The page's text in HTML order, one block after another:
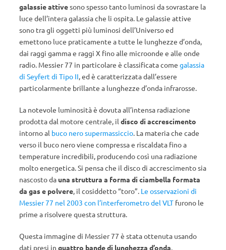
galassie attivesono spesso tanto luminosi da sovrastare la
luce dell’intera galassia che li ospita. Le galassie attive
sono tra gli oggetti più luminosi dell’Universo ed
emettono luce praticamente a tutte le lunghezze d’onda,
dai raggi gamma e raggi X fino alle microonde e alle onde
radio. Messier 77 in particolare è classificata come galassia
di Seyfert di Tipo II, ed è caratterizzata dall’essere
particolarmente brillante a lunghezze d’onda infrarosse.
La notevole luminosità è dovuta all’intensa radiazione
prodotta dal motore centrale, il disco di accrescimento
intorno al buco nero supermassiccio. La materia che cade
verso il buco nero viene compressa e riscaldata fino a
temperature incredibili, producendo così una radiazione
molto energetica. Si pensa che il disco di accrescimento sia
nascosto da una struttura a forma di ciambella formata
da gas e polvere, il cosiddetto “toro”. Le osservazioni di
Messier 77 nel 2003 con l’interferometro del VLT furono le
prime a risolvere questa struttura.
Questa immagine di Messier 77 è stata ottenuta usando
dati presi in quattro bande di lunghezza d’onda,